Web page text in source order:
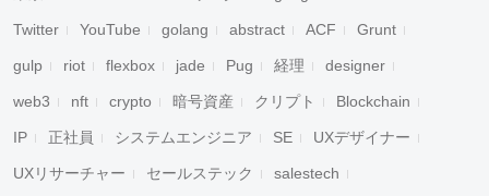
Twitter YouTube golang abstract ACF Grunt
gulp riot flexbox jade Pug 経理 designer
web3 nft crypto 暗号資産 クリプト Blockchain
IP 正社員 システムエンジニア SE UXデザイナー
UXリサーチャー セールステック salestech